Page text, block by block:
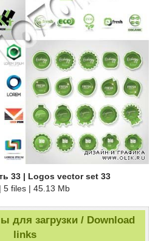
33 | Logos vector set 33
5 files | 45.13 Mb
для загрузки / Download
links